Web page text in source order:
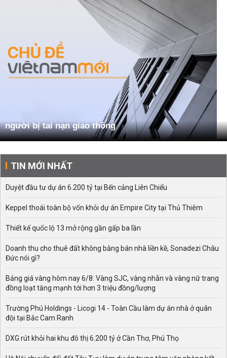
người bị tai nạn giao thông
TIN MỚI NHẤT
Duyệt đầu tư dự án 6.200 tỷ tại Bến cảng Liên Chiểu
Keppel thoái toàn bộ vốn khỏi dự án Empire City tại Thủ Thiêm
Thiết kế quốc lộ 13 mở rộng gần gấp ba lần
Doanh thu cho thuê đất không bằng bán nhà liền kề, Sonadezi Châu
Đức nói gì?
Bảng giá vàng hôm nay 6/8: Vàng SJC, vàng nhẫn và vàng nữ trang
đồng loạt tăng mạnh tới hơn 3 triệu đồng/lượng
Trường Phú Holdings - Licogi 14 - Toàn Cầu làm dự án nhà ở quân
đội tại Bắc Cam Ranh
DXG rút khỏi hai khu đô thị 6.200 tỷ ở Cần Thơ, Phú Thọ